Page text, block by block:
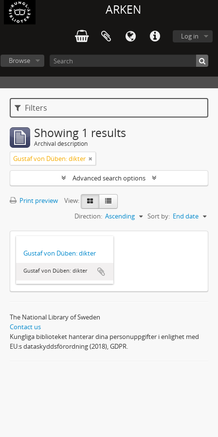
ARKEN
Log in
Browse
Filters
Showing 1 results
Archival description
Gustaf von Düben: dikter
Advanced search options
Print preview
View:
Sort by: End date
Direction: Ascending
Gustaf von Düben: dikter
Gustaf von Düben: dikter
The National Library of Sweden
Contact us
Kungliga biblioteket hanterar dina personuppgifter i enlighet med
EU:s dataskyddsförordning (2018), GDPR.